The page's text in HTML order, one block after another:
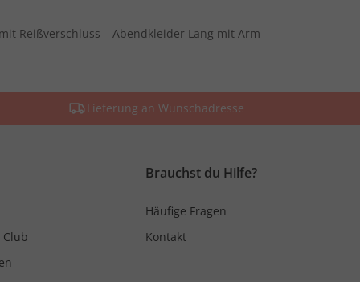
Reißverschluss
Abendkleider Lang mit Arm
Lieferung an Wunschadresse
Club
Brauchst du Hilfe?
Häufige Fragen
Kontakt